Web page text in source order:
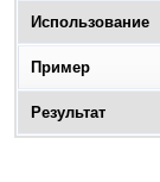
Использование
Пример
Результат